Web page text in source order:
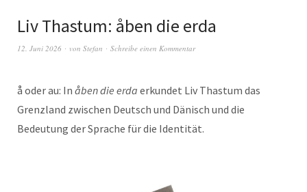
Liv Thastum: åben die erda
12. Juni 2026 von Stefan Schreibe einen Kommentar
å oder au: In åben die erda erkundet Liv Thastum das
Grenzland zwischen Deutsch und Dänisch und die
Bedeutung der Sprache für die Identität.